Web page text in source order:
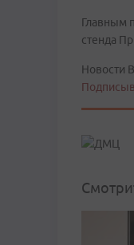
Главным
стенда
Новости